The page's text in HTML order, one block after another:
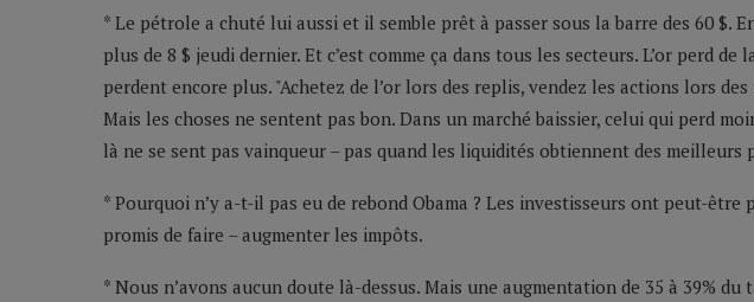
* Le pétrole a chuté lui aussi et il semble prêt à passer sous la barre des 60 $.
plus de 8 $ jeudi dernier. Et c’est comme ça dans tous les secteurs. L’or perd
perdent encore plus. "Achetez de l’or lors des replis, vendez les actions lors
Mais les choses ne sentent pas bon. Dans un marché baissier, celui qui perd
là ne se sent pas vainqueur – pas quand les liquidités obtiennent des meilleurs
* Pourquoi n’y a-t-il pas eu de rebond Obama ? Les investisseurs ont peut-être
promis de faire – augmenter les impôts.
* Nous n’avons aucun doute là-dessus. Mais une augmentation de 35 à 39% du